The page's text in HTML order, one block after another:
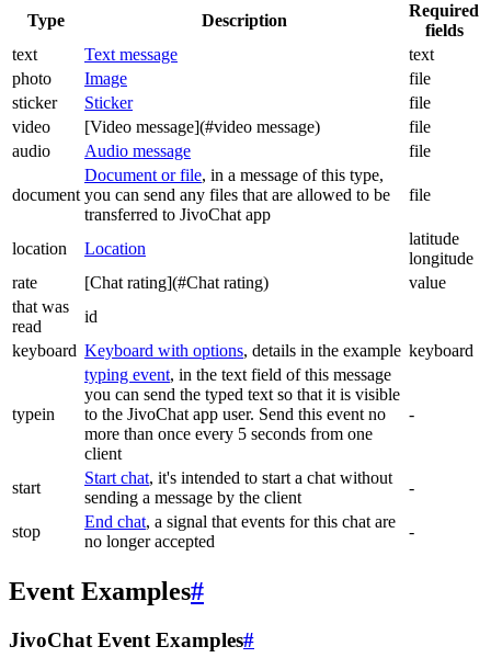
Type Description
Required
fields
text
Text message
text
photo
Image
file
sticker
Sticker
file
video
[Video message](#video message)
file
audio
Audio message file
document
Document or file, in a message of this type,
you can send any files that are allowed to be
transferred to JivoChat app
file
location Location
latitude
longitude
rate
[Chat rating](#Chat rating)
value
that was
read
id
keyboard Keyboard with options, details in the example keyboard
typein
typing event, in the text field of this message
you can send the typed text so that it is visible
to the JivoChat app user. Send this event no
more than once every 5 seconds from one
client
-
start
Start chat, it's intended to start a chat without
sending a message by the client
-
stop
End chat, a signal that events for this chat are
no longer accepted
-
Event Examples#
JivoChat Event Examples#